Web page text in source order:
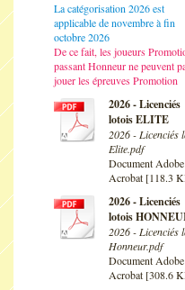
La catégorisation 2026 est
applicable de novembre à fin
octobre 2026
De ce fait, les joueurs
passant Honneur ne peuvent
jouer les épreuves Promotion
2026 - Licenciés
lotois ELITE
2026 - Licenciés
Elite.pdf
Document Adobe
Acrobat [118.3
2026 - Licenciés
lotois
2026 - Licenciés
Honneur.pdf
Document Adobe
Acrobat [308.6